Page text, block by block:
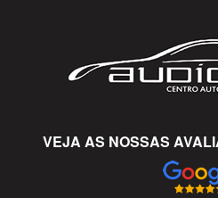
VEJA AS NOSSAS